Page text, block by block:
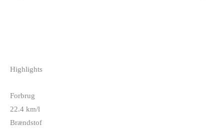
Highlights
Forbrug
22.4 km/l
Brændstof